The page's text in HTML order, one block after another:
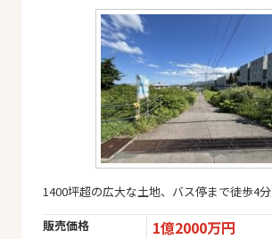
1400坪超の広大な土地、バス停まで徒歩4分
販売価格 1億2000万円